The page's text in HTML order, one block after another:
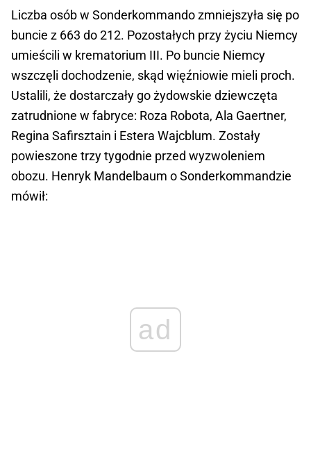
Liczba osób w Sonderkommando zmniejszyła się po
buncie z 663 do 212. Pozostałych przy życiu Niemcy
umieścili w krematorium III. Po buncie Niemcy
wszczęli dochodzenie, skąd więźniowie mieli proch.
Ustalili, że dostarczały go żydowskie dziewczęta
zatrudnione w fabryce: Roza Robota, Ala Gaertner,
Regina Safirsztain i Estera Wajcblum. Zostały
powieszone trzy tygodnie przed wyzwoleniem
obozu. Henryk Mandelbaum o Sonderkommandzie
mówił:
ad